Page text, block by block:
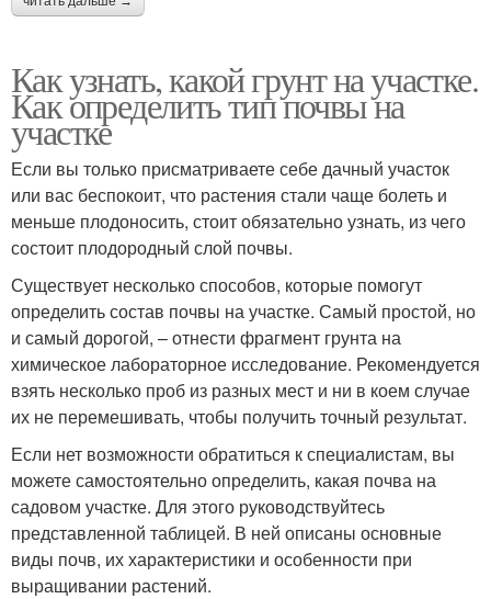
Как узнать, какой грунт на участке.
Как определить тип почвы на
участке
Если вы только присматриваете себе дачный участок
или вас беспокоит, что растения стали чаще болеть и
меньше плодоносить, стоит обязательно узнать, из чего
состоит плодородный слой почвы.
Существует несколько способов, которые помогут
определить состав почвы на участке. Самый простой, но
и самый дорогой, – отнести фрагмент грунта на
химическое лабораторное исследование. Рекомендуется
взять несколько проб из разных мест и ни в коем случае
их не перемешивать, чтобы получить точный результат.
Если нет возможности обратиться к специалистам, вы
можете самостоятельно определить, какая почва на
садовом участке. Для этого руководствуйтесь
представленной таблицей. В ней описаны основные
виды почв, их характеристики и особенности при
выращивании растений.